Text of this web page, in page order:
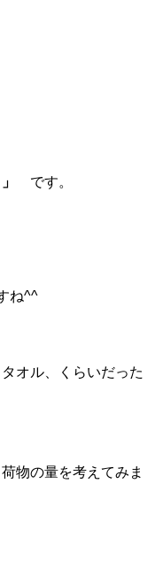
」 です。
ね^^
オル、くらいだった
物の量を考えてみま